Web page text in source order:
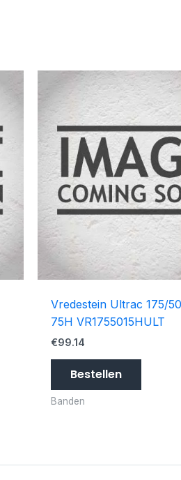
Vredestein Ultrac 175/
75H VR1755015HULT
€99.14
Bestellen
Banden